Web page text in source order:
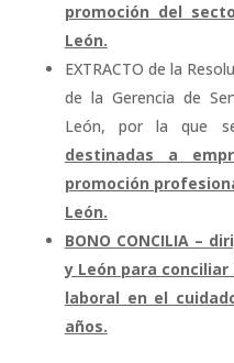
promoción del
León.
EXTRACTO de la
de la Gerencia de
León, por la que
destinadas a
promoción
León.
BONO CONCILIA –
y León para
laboral en el
años.